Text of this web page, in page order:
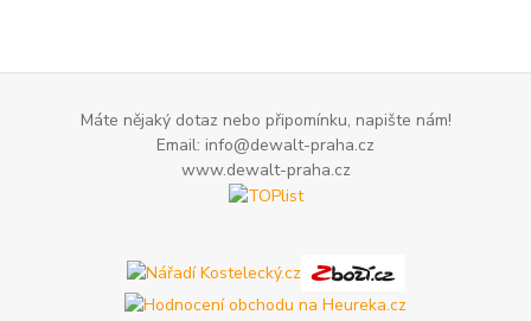
Máte nějaký dotaz nebo připomínku, napište nám!
Email: info@dewalt-praha.cz
www.dewalt-praha.cz